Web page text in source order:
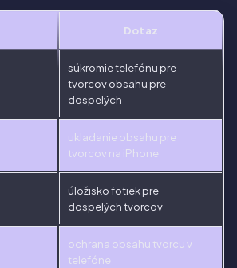
Dotaz
súkromie telefónu pre
tvorcov obsahu pre
dospelých
ukladanie obsahu pre
tvorcov na iPhone
úložisko fotiek pre
dospelých tvorcov
ochrana obsahu tvorcu v
telefóne